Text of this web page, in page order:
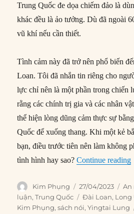
Trung Quốc đe dọa chiếm đảo là
khác đều là ảo tưởng. Dù đã ngoài
vũ khí nếu cần thiết.
Tình cảm này đã trở nên phổ biến
Loan. Tôi đã nhắn tin riêng cho
lực chỉ nên là một phần trong chiến
rằng các chính trị gia và các nhân
thể hiện lòng dũng cảm thực sự
Quốc để xuống thang. Khi một kẻ
bạn, điều trước tiên nên làm không
tình hình hay sao?Continue reading
Author
Kim Phụng
Posted
on
27/04/2023 An
luận,Trung Quốc Tags
Đài Loan, Long
Kim Phụng,sách nói,Yingtai Lung